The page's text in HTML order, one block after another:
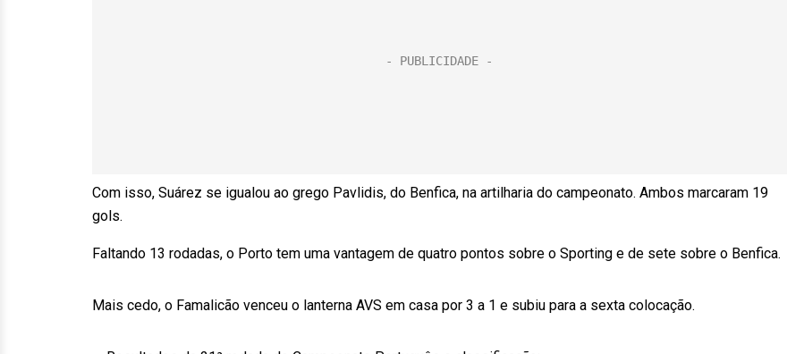
Com isso, Suárez se igualou ao grego Pavlidis, do Benfica, na artilharia do campeonato. Ambos marcaram 19
gols.
Faltando 13 rodadas, o Porto tem uma vantagem de quatro pontos sobre o Sporting e de sete sobre o Benfica.
Mais cedo, o Famalicão venceu o lanterna AVS em casa por 3 a 1 e subiu para a sexta colocação.